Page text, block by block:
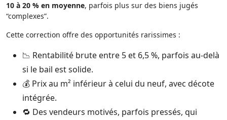
10 à 20 % en moyenne, parfois plus sur des biens jugés
“complexes”.
Cette correction offre des opportunités rarissimes :
📉 Rentabilité brute entre 5 et 6,5 %, parfois au-delà
si le bail est solide.
💰 Prix au m² inférieur à celui du neuf, avec décote
intégrée.
🔁 Des vendeurs motivés, parfois pressés, qui